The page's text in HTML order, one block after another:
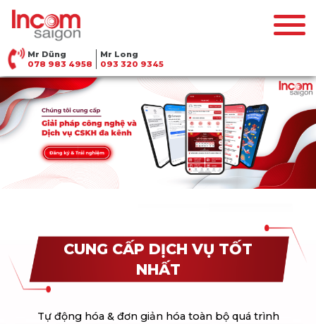
Mr Dũng
078 983 4958
Mr Long
093 320 9345
CUNG CẤP DỊCH VỤ TỐT
NHẤT
Tự động hóa & đơn giản hóa toàn bộ quá trình